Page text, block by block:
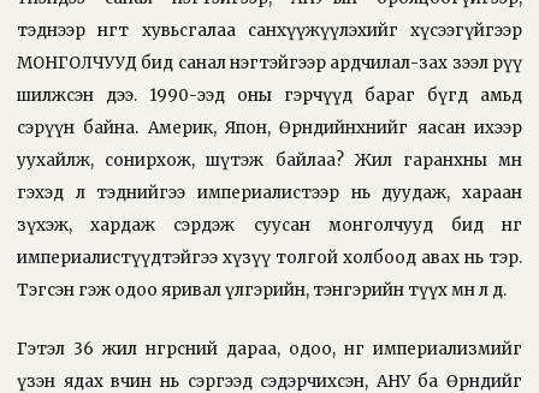
тэднээр өнгөт хувьсгалаа санхүүжүүлэхийг хүсээгүйгээр
МОНГОЛЧУУД бид санал нэгтэйгээр ардчилал-зах зээл рүү
шилжсэн дээ. 1990-ээд оны гэрчүүд бараг бүгд амьд
сэрүүн байна. Америк, Япон, Өрнөдийнхнийг яасан ихээр
уухайлж, сонирхож, шүтэж байлаа? Жил гаранхны өмнө
гэхэд л тэднийгээ империалистээр нь дуудаж, хараан
зүхэж, хардаж сэрдэж суусан монголчууд бид нөгөө
империалистүүдтэйгээ хүзүү толгой холбоод авах нь тэр.
Тэгсэн гэж одоо яривал үлгэрийн, тэнгэрийн түүх мөн л дөө.
Гэтэл 36 жил өнгөрсний дараа, одоо, нөгөө империализмийг
үзэн ядах өвчин нь сэргээд сэдэрчихсэн, АНУ ба Өрнөдийг